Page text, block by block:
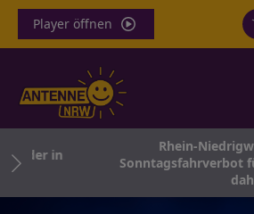
Player öffnen
in
Rhein-
Sonntagsfahrverbot für